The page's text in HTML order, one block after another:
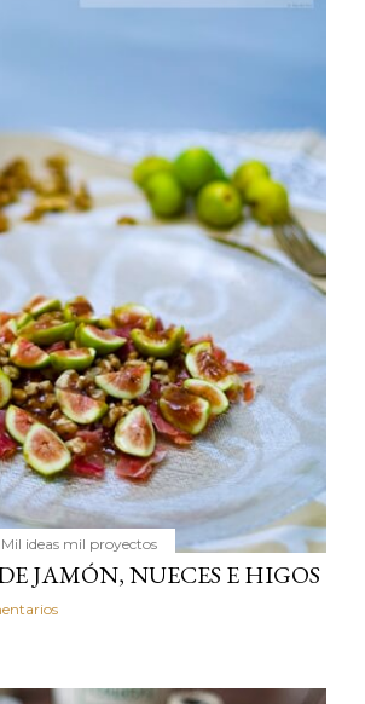
Mil ideas mil proyectos
JAMÓN, NUECES E HIGOS